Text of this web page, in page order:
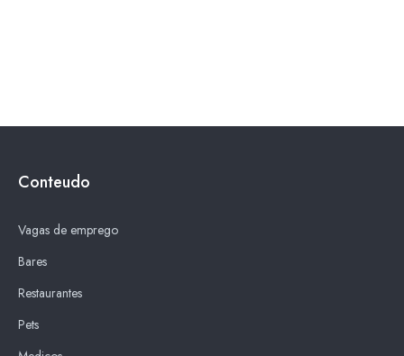
Conteudo
Vagas de emprego
Bares
Restaurantes
Pets